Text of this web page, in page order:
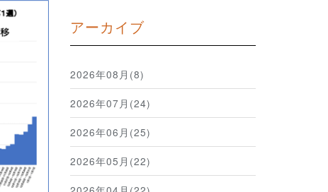
アーカイブ
2026年08月(8)
2026年07月(24)
2026年06月(25)
2026年05月(22)